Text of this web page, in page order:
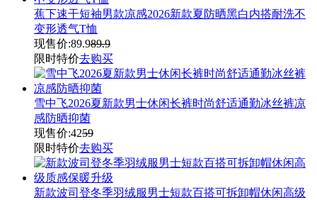
蕉下速干短袖男款凉感2026新款夏防晒黑白内搭耐洗不
变形透气T恤
现售价:89.989.9
限时特价去购买
雪中飞2026夏新款男士休闲长裤时尚舒适通勤冰丝裤凉
感防晒抑菌
现售价:4259
限时特价去购买
新款波司登冬季羽绒服男士短款百搭可拆卸帽休闲高级